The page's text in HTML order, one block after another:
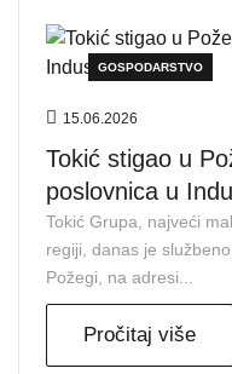
GOSPODARSTVO
15.06.2026
Tokić stigao u
poslovnica u
Tokić Grupa, najveći
regiji, danas je
Požegi, na adresi...
Pročitaj više